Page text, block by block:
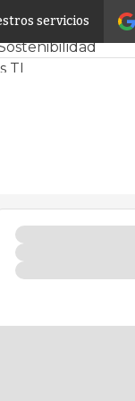
servicios
CPD y Mercado
TI